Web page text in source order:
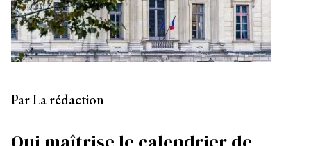
Par La rédaction